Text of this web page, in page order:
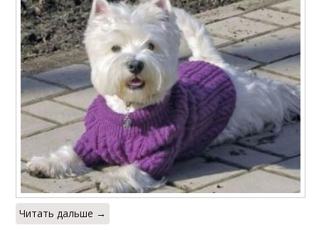
Читать дальше →